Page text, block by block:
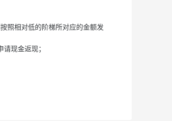
照相对低的阶梯所对应的金额发
现金返现；